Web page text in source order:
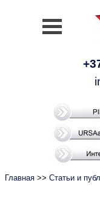
Главная >> Статьи и